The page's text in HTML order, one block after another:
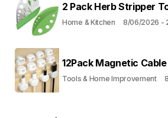
2 Pack Herb Stripper
Home & Kitchen 8/06/2026 -
12Pack Magnetic
Tools & Home Improvement